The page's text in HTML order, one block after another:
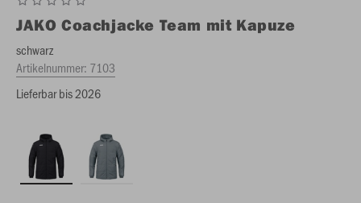
JAKO Coachjacke Team mit Kapuze
schwarz
Artikelnummer: 7103
Lieferbar bis 2026